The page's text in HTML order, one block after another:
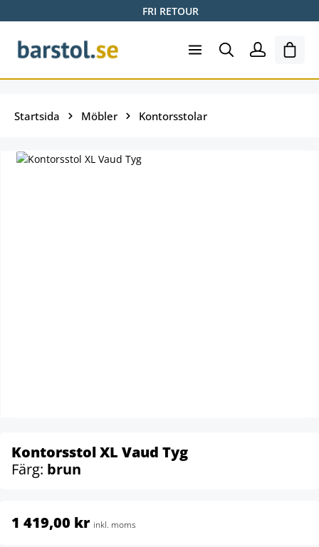
FRI RETOUR
Startsida Möbler Kontorsstolar
Kontorsstol XL Vaud Tyg
Färg: brun
1 419,00 kr inkl. moms